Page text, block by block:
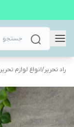
راد تحریر/انواع لوازم تحریر